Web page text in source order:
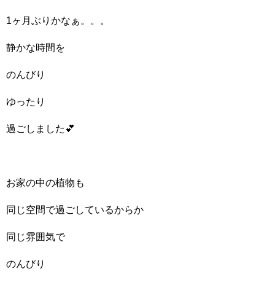
1ヶ月ぶりかなぁ。。。
静かな時間を
のんびり
ゆったり
過ごしました💕
お家の中の植物も
同じ空間で過ごしているからか
同じ雰囲気で
のんびり